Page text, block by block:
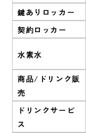
鍵ありロッカー
契約ロッカー
水素水
商品/ドリンク販
売
ドリンクサービ
ス